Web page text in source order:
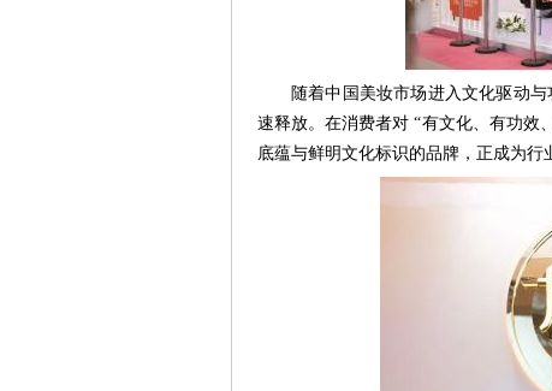
随着中国美妆市场进入文化驱动
速释放。在消费者对 “有文化、有功效
底蕴与鲜明文化标识的品牌，正成为行